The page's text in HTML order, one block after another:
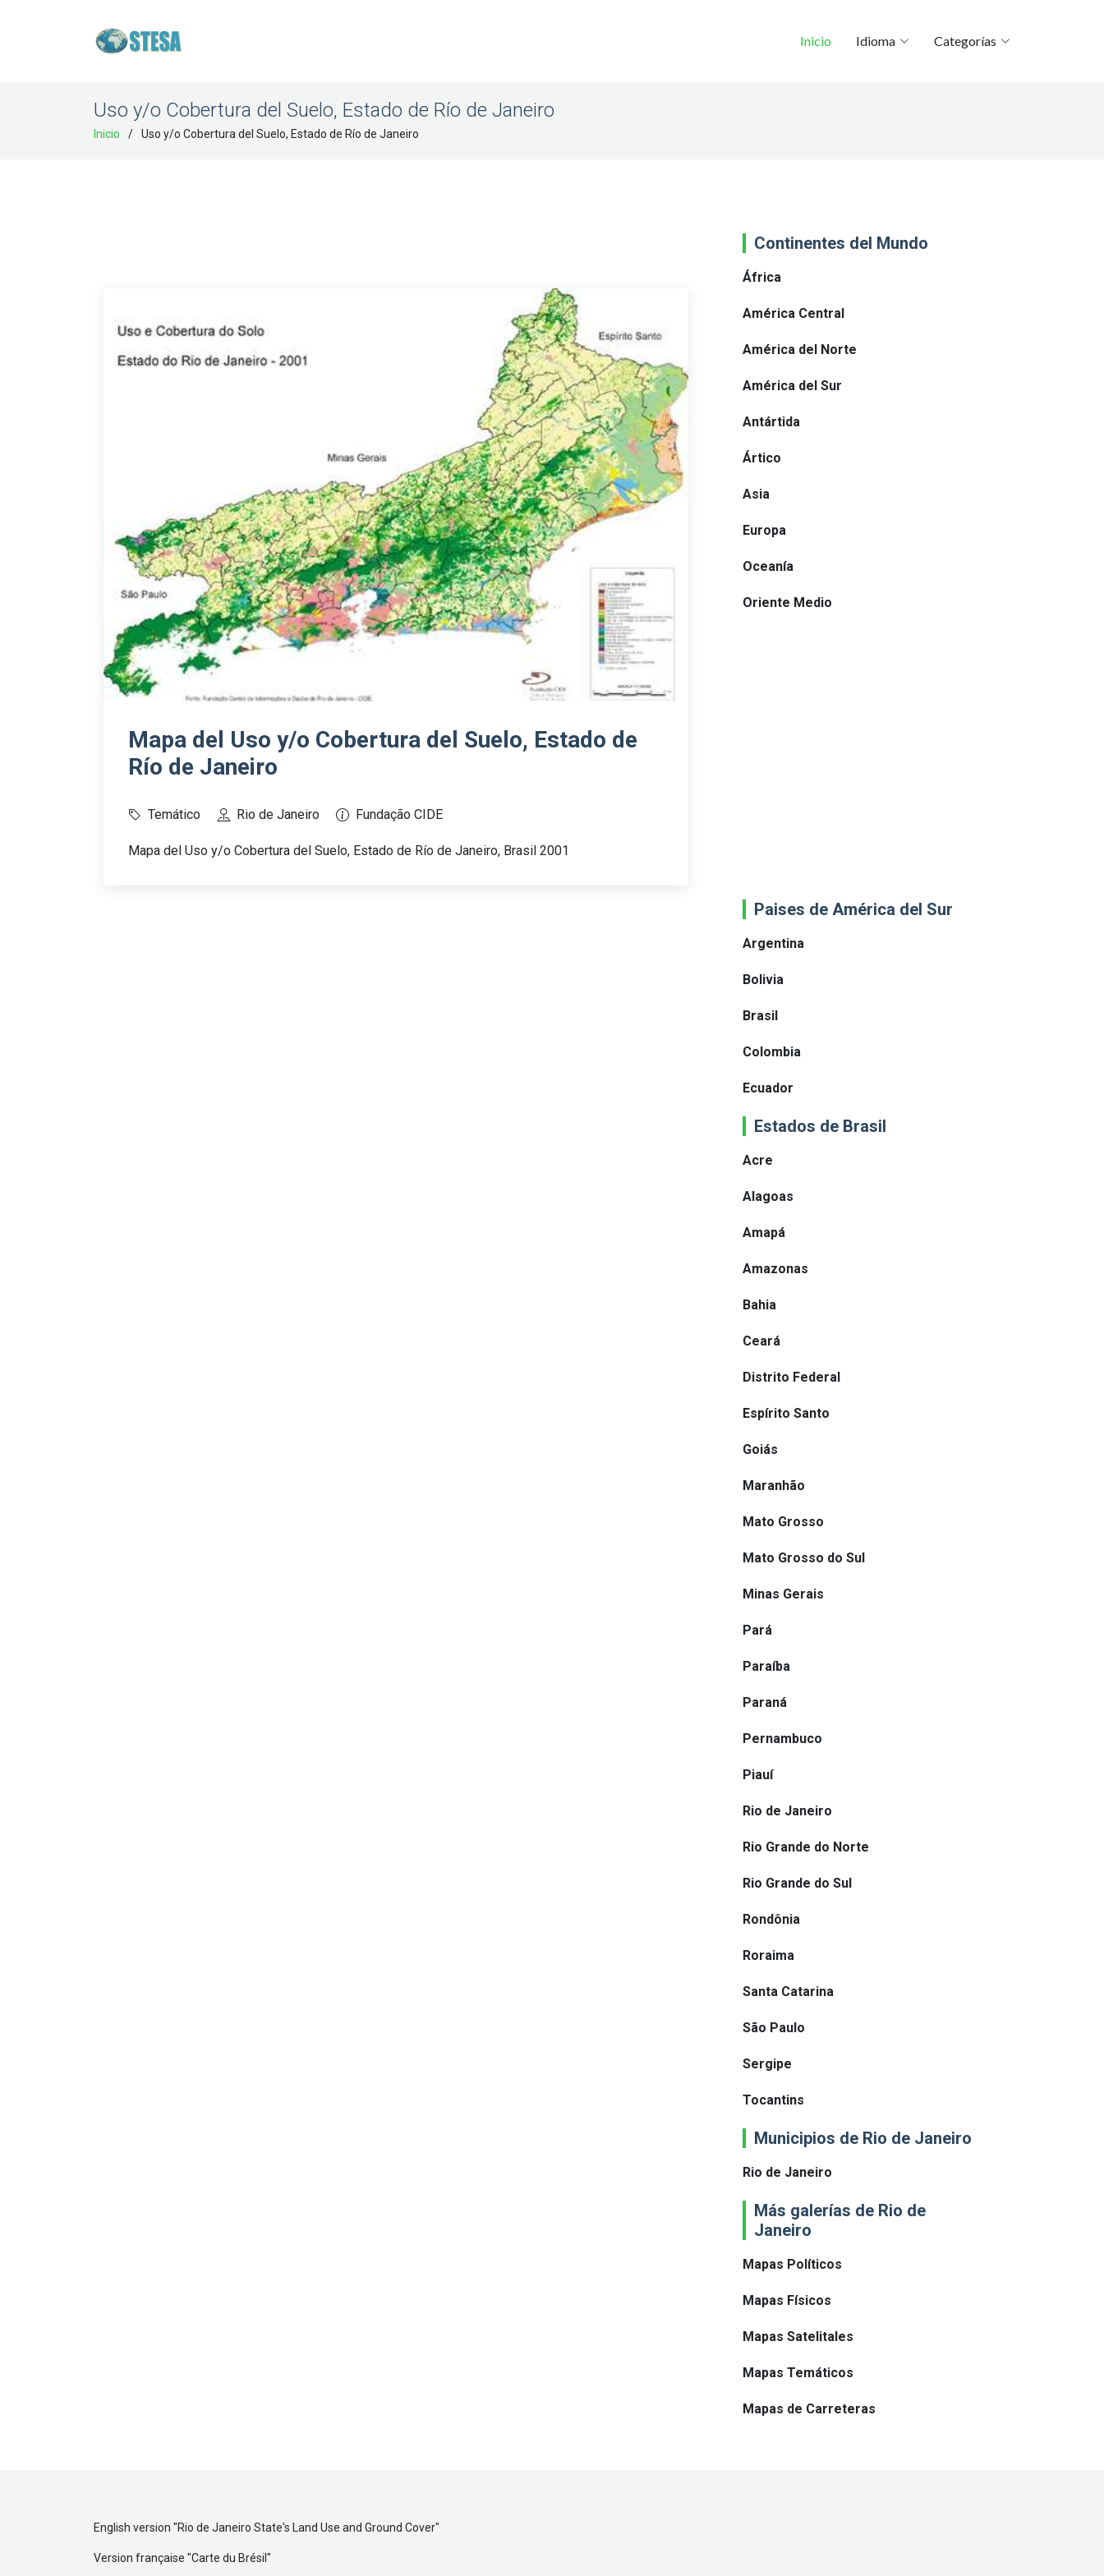
Inicio Idioma Categorías
Uso y/o Cobertura del Suelo, Estado de Río de Janeiro
Inicio Uso y/o Cobertura del Suelo, Estado de Río de Janeiro
Mapa del Uso y/o Cobertura del Suelo, Estado de
Río de Janeiro
Temático Rio de Janeiro Fundação CIDE
Mapa del Uso y/o Cobertura del Suelo, Estado de Río de Janeiro, Brasil 2001
Continentes del Mundo
África
América Central
América del Norte
América del Sur
Antártida
Ártico
Asia
Europa
Oceanía
Oriente Medio
Paises de América del Sur
Argentina
Bolivia
Brasil
Colombia
Ecuador
Estados de Brasil
Acre
Alagoas
Amapá
Amazonas
Bahia
Ceará
Distrito Federal
Espírito Santo
Goiás
Maranhão
Mato Grosso
Mato Grosso do Sul
Minas Gerais
Pará
Paraíba
Paraná
Pernambuco
Piauí
Rio de Janeiro
Rio Grande do Norte
Rio Grande do Sul
Rondônia
Roraima
Santa Catarina
São Paulo
Sergipe
Tocantins
Municipios de Rio de Janeiro
Rio de Janeiro
Más galerías de Rio de
Janeiro
Mapas Políticos
Mapas Físicos
Mapas Satelitales
Mapas Temáticos
Mapas de Carreteras
English version "Rio de Janeiro State's Land Use and Ground Cover"
Version française "Carte du Brésil "